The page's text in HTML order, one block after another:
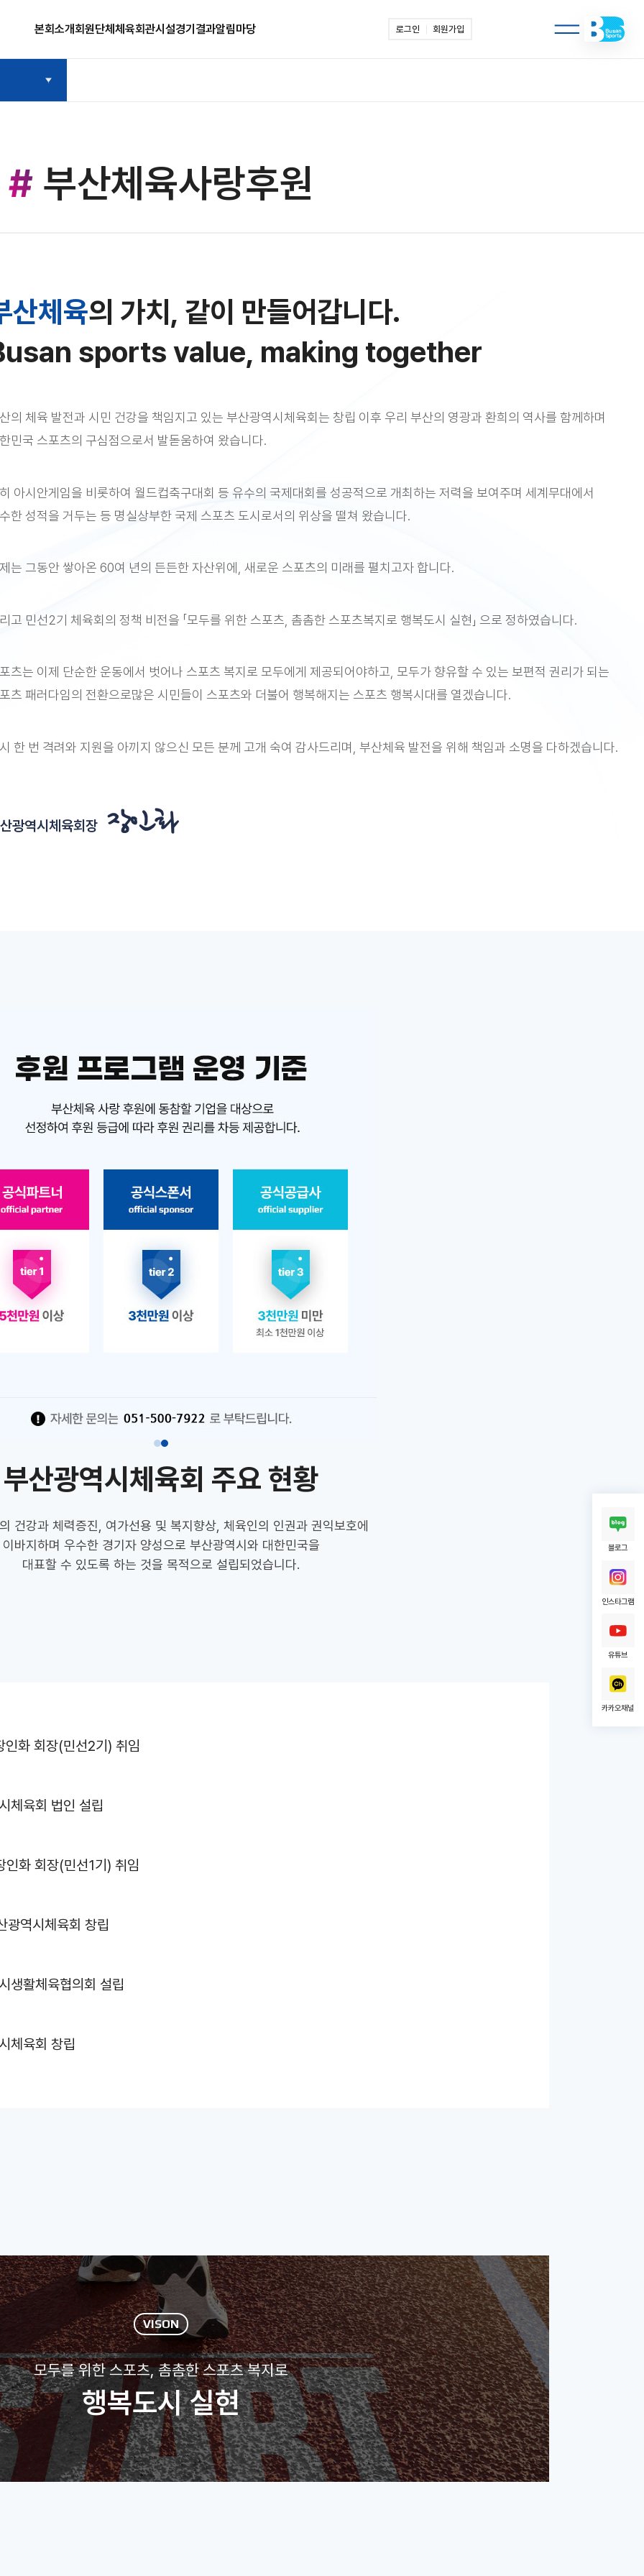
본회소개회원단체 체육회관시설경기결과알림마당 로그인 회원가입
블로그
인스타그램
유튜브
카카오채널
부산체육사랑후원
산체육의 가치, 같이 만들어갑니다.
sports value, making together
의 체육 발전과 시민 건강을 책임지고 있는 부산광역시체육회는 창립 이후 우리 부산의 영광과 환희의 역사를 함께하며
민국 스포츠의 구심점으로서 발돋움하여 왔습니다.
아시안게임을 비롯하여 월드컵축구대회 등 유수의 국제대회를 성공적으로 개최하는 저력을 보여주며 세계무대에서
한 성적을 거두는 등 명실상부한 국제 스포츠 도시로서의 위상을 떨쳐 왔습니다.
는 그동안 쌓아온 60여 년의 든든한 자산위에, 새로운 스포츠의 미래를 펼치고자 합니다.
고 민선2기 체육회의 정책 비전을 「모두를 위한 스포츠, 촘촘한 스포츠복지로 행복도시 실현」 으로 정하였습니다.
츠는 이제 단순한 운동에서 벗어나 스포츠 복지로 모두에게 제공되어야하고, 모두가 향유할 수 있는 보편적 권리가 되는
츠 패러다임의 전환으로많은 시민들이 스포츠와 더불어 행복해지는 스포츠 행복시대를 열겠습니다.
한 번 격려와 지원을 아끼지 않으신 모든 분께 고개 숙여 감사드리며, 부산체육 발전을 위해 책임과 소명을 다하겠습니다.
광역시체육회장 장인화
부산광역시체육회 주요 현황
건강과 체력증진, 여가선용 및 복지향상, 체육인의 인권과 권익보호에
이바지하며 우수한 경기자 양성으로 부산광역시와 대한민국을
대표할 수 있도록 하는 것을 목적으로 설립되었습니다.
인화 회장(민선2기) 취임
체육회 법인 설립
화 회장(민선1기) 취임
광역시체육회 창립
생활체육협의회 설립
체육회 창립
VISON
모두를 위한 스포츠, 촘촘한 스포츠 복지로
행복도시 실현